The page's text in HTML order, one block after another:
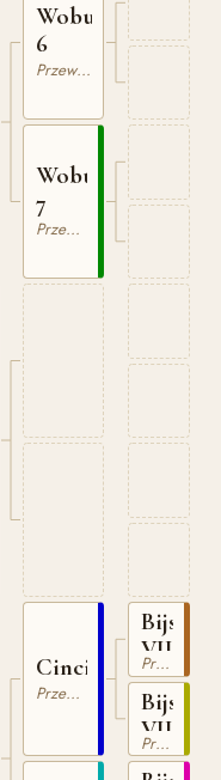
Woburn
6
Przewalski
Woburn
7
Przewalski
Cincinnati
Przewalski
Bijsk
VII
Przewalski
Bijsk
VIII
Przewalski